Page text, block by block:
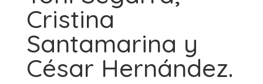
Cristina
Santamarina y
César Hernández.